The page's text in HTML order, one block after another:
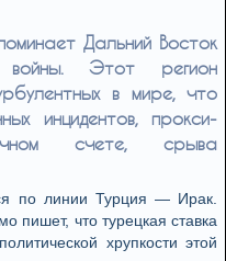
Дальний Восток
войны. Этот регион
в мире, что
инцидентов, прокси-
счете, срыва
по линии Турция — Ирак.
пишет, что турецкая ставка
хрупкости этой